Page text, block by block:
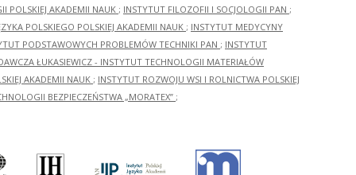
POLSKIEJ AKADEMII NAUK ; INSTYTUT FILOZOFII I SOCJOLOGII PAN ;
POLSKIEGO POLSKIEJ AKADEMII NAUK ; INSTYTUT MEDYCYNY
PODSTAWOWYCH PROBLEMÓW TECHNIKI PAN ; INSTYTUT
ŁUKASIEWICZ - INSTYTUT TECHNOLOGII MATERIAŁÓW
AKADEMII NAUK ; INSTYTUT ROZWOJU WSI I ROLNICTWA POLSKIEJ
BEZPIECZEŃSTWA „MORATEX” ;